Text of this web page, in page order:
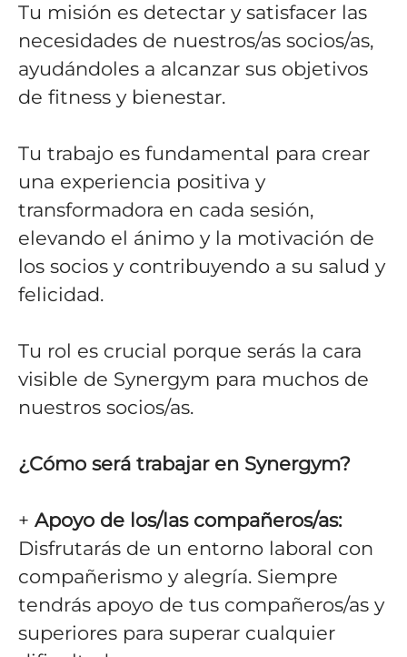
Tu misión es detectar y satisfacer las
necesidades de nuestros/as socios/as,
ayudándoles a alcanzar sus objetivos
de fitness y bienestar.
Tu trabajo es fundamental para crear
una experiencia positiva y
transformadora en cada sesión,
elevando el ánimo y la motivación de
los socios y contribuyendo a su salud y
felicidad.
Tu rol es crucial porque serás la cara
visible de Synergym para muchos de
nuestros socios/as.
¿Cómo será trabajar en Synergym?
+ Apoyo de los/las compañeros/as:
Disfrutarás de un entorno laboral con
compañerismo y alegría. Siempre
tendrás apoyo de tus compañeros/as y
superiores para superar cualquier